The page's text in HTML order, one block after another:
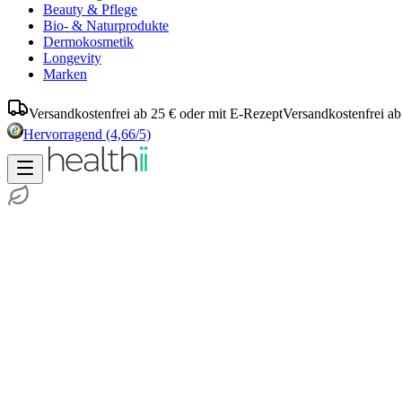
Beauty & Pflege
Bio- & Naturprodukte
Dermokosmetik
Longevity
Marken
Versandkostenfrei ab 25 € oder mit E-RezeptVersandkostenfrei
Hervorragend (4,66/5)